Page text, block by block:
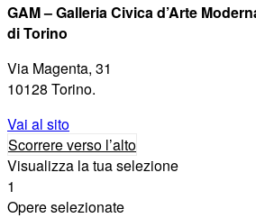
GAM – Galleria Civica d’Arte
di Torino
Via Magenta, 31
10128 Torino.
Vai al sito
Scorrere verso l’alto
Visualizza la tua selezione
1
Opere selezionate